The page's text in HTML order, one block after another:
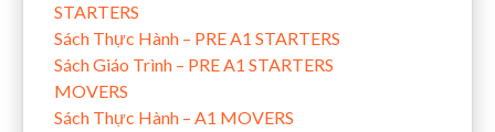
STARTERS
Sách Thực Hành – PRE A1 STARTERS
Sách Giáo Trình – PRE A1 STARTERS
MOVERS
Sách Thực Hành – A1 MOVERS